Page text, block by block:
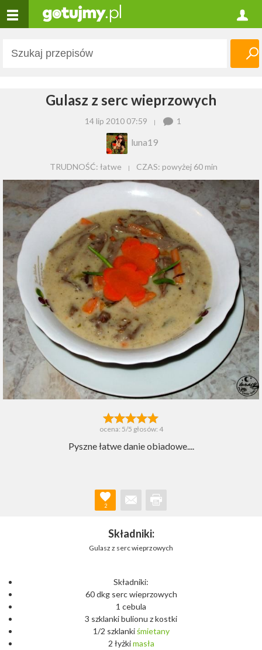
Gulasz z serc wieprzowych
14 lip 2010 07:59 1
luna19
TRUDNOŚĆ: łatwe CZAS: powyżej 60 min
ocena: 5/5 głosów: 4
Pyszne łatwe danie obiadowe....
2
Składniki:
Gulasz z serc wieprzowych
Składniki:
60 dkg serc wieprzowych
1 cebula
3 szklanki bulionu z kostki
1/2 szklankiśmietany
2 łyżkimasła